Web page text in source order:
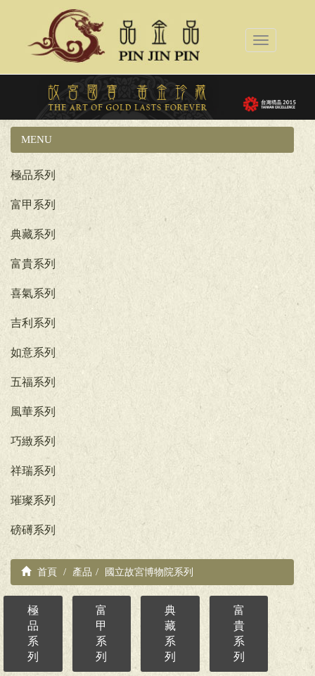
Toggle
MENU
極品系列
富甲系列
典藏系列
富貴系列
喜氣系列
吉利系列
如意系列
五福系列
風華系列
巧緻系列
祥瑞系列
璀璨系列
磅礡系列
首頁 產品 國立故宮博物院系列
極
品
系
列
富
甲
系
列
典
藏
系
列
富
貴
系
列